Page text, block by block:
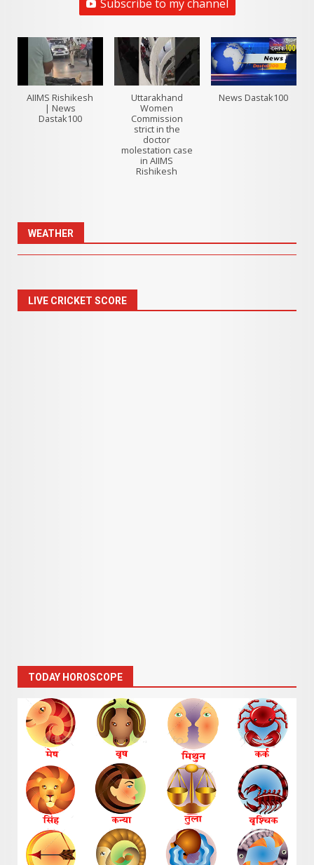
Subscribe to my channel
AIIMS Rishikesh
| News
Dastak100
Uttarakhand
Women
Commission
strict in the
doctor
molestation case
in AIIMS
Rishikesh
News Dastak100
WEATHER
LIVE CRICKET SCORE
TODAY HOROSCOPE